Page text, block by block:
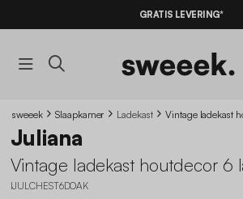
GRATIS LEVERING*
sweeek Slaapkamer Ladekast Vintage ladekast
Juliana
Vintage ladekast houtdecor 6
IJULCHEST6DOAK